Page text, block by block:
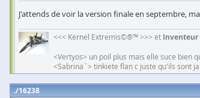
J'attends de voir la version finale en septembre,
<<< Kernel Extremis©®™ >>> et
<Vertyos> un poil plus mais elle suce bien
<Sabrina`> tinkiete flan c juste qu'ils sont
16238